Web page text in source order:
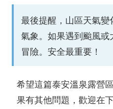
最後提醒，山區天氣
氣象。如果遇到颱風
冒險。安全最重要！
希望這篇泰安溫泉露營
果有其他問題，歡迎在